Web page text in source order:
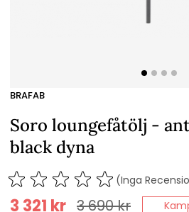
BRAFAB
Soro loungefåtölj -
black dyna
(Inga
3 690kr
3 321 kr